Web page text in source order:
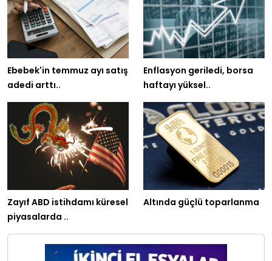
Ebebek'in temmuz ayı satış
adedi arttı..
Enflasyon geriledi, borsa
haftayı yüksel..
Zayıf ABD istihdamı küresel
piyasalarda ..
Altında güçlü toparlanma